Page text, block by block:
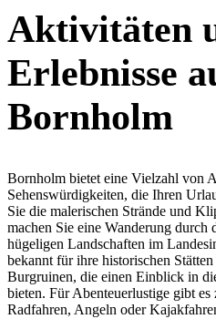
Aktivitäten
Erlebnisse
Bornholm
Bornholm bietet eine Vielzahl von
Sehenswürdigkeiten, die Ihren
Sie die malerischen Strände und
machen Sie eine Wanderung durch
hügeligen Landschaften im
bekannt für ihre historischen
Burgruinen, die einen Einblick in
bieten. Für Abenteuerlustige gibt
Radfahren, Angeln oder